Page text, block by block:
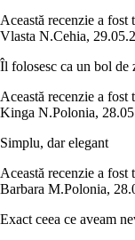
Această recenzie a fost
Vlasta N.Cehia,
Îl folosesc ca un bol de
Această recenzie a fost
Kinga N.Polonia,
Simplu, dar elegant
Această recenzie a fost
Barbara M.Polonia,
Exact ceea ce aveam